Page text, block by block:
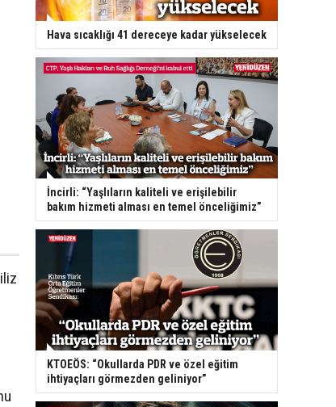
Hava sıcaklığı 41 dereceye kadar yükselecek
İncirli: “Yaşlıların kaliteli ve erişilebilir
bakım hizmeti alması en temel önceliğimiz”
KTOEÖS: “Okullarda PDR ve özel eğitim
ihtiyaçları görmezden geliniyor”